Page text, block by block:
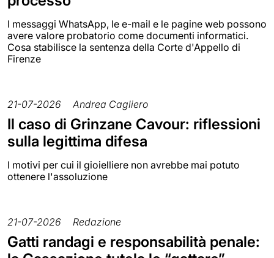
I messaggi WhatsApp, le e-mail e le pagine web possono
avere valore probatorio come documenti informatici.
Cosa stabilisce la sentenza della Corte d'Appello di
Firenze
21-07-2026 Andrea Cagliero
Il caso di Grinzane Cavour: riflessioni
sulla legittima difesa
I motivi per cui il gioielliere non avrebbe mai potuto
ottenere l'assoluzione
21-07-2026 Redazione
Gatti randagi e responsabilità penale: